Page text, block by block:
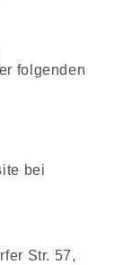
folgenden
bei
Str. 57,